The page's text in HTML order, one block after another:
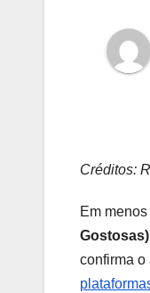
Créditos:
Em
confirma o